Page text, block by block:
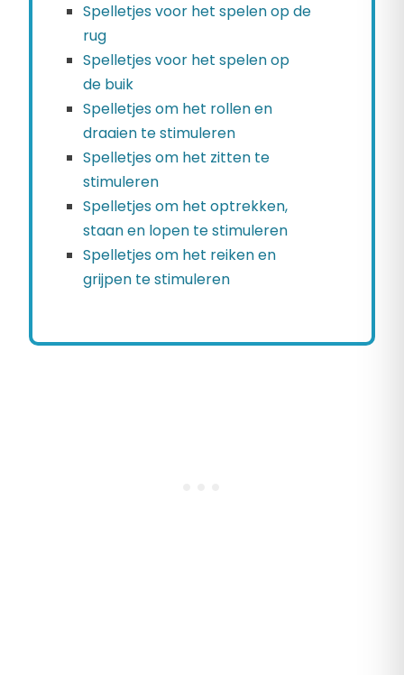
Spelletjes voor het spelen op de
rug
Spelletjes voor het spelen op
de buik
Spelletjes om het rollen en
draaien te stimuleren
Spelletjes om het zitten te
stimuleren
Spelletjes om het optrekken,
staan en lopen te stimuleren
Spelletjes om het reiken en
grijpen te stimuleren